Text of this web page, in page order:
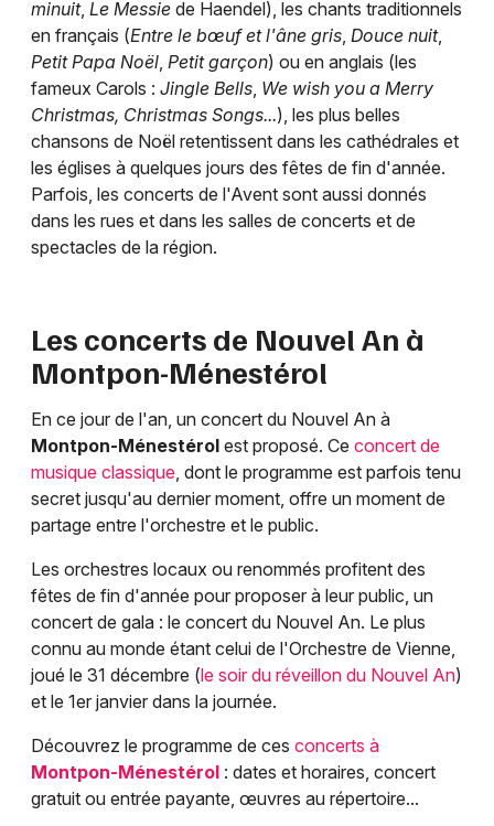
minuit, Le Messie de Haendel), les chants traditionnels
en français (Entre le bœuf et l'âne gris, Douce nuit,
Petit Papa Noël, Petit garçon) ou en anglais (les
fameux Carols : Jingle Bells, We wish you a Merry
Christmas, Christmas Songs...), les plus belles
chansons de Noël retentissent dans les cathédrales et
les églises à quelques jours des fêtes de fin d'année.
Parfois, les concerts de l'Avent sont aussi donnés
dans les rues et dans les salles de concerts et de
spectacles de la région.
Les concerts de Nouvel An à
Montpon-Ménestérol
En ce jour de l'an, un concert du Nouvel An à
Montpon-Ménestérol est proposé. Ce concert de
musique classique, dont le programme est parfois tenu
secret jusqu'au dernier moment, offre un moment de
partage entre l'orchestre et le public.
Les orchestres locaux ou renommés profitent des
fêtes de fin d'année pour proposer à leur public, un
concert de gala : le concert du Nouvel An. Le plus
connu au monde étant celui de l'Orchestre de Vienne,
joué le 31 décembre (le soir du réveillon du Nouvel An)
et le 1er janvier dans la journée.
Découvrez le programme de ces concerts à
Montpon-Ménestérol : dates et horaires, concert
gratuit ou entrée payante, œuvres au répertoire...